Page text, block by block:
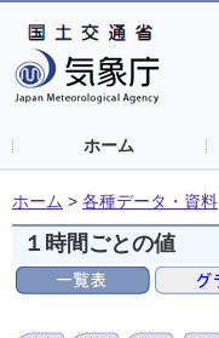
ホーム
ホーム > 各種データ・資料
１時間ごとの値